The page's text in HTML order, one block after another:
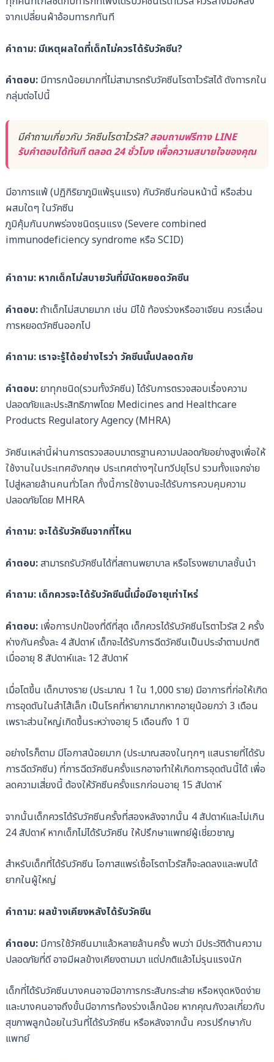
จากเปลี่ยนผ้าอ้อมทารกทันที
คำถาม: มีเหตุผลใดที่เด็กไม่ควรได้รับวัคซีน?
คำตอบ:มีทารกน้อยมากที่ไม่สามารถรับวัคซีนโรตาไวรัสได้ ดังทารกใน
กลุ่มต่อไปนี้
มีคำถามเกี่ยวกับ วัคซีนโรตาไวรัส?สอบถามฟรีทาง LINE
รับคำตอบได้ทันที ตลอด 24 ชั่วโมง เพื่อความสบายใจของคุณ
มีอาการแพ้ (ปฏิกิริยาภูมิแพ้รุนแรง) กับวัคซีนก่อนหน้านี้ หรือส่วน
ผสมใดๆ ในวัคซีน
ภูมิคุ้มกันบกพร่องชนิดรุนแรง (Severe combined
immunodeficiency syndrome หรือ SCID)
คำถาม: หากเด็กไม่สบายวันที่มีนัดหยอดวัคซีน
คำตอบ:ถ้าเด็กไม่สบายมาก เช่น มีไข้ ท้องร่วงหรืออาเจียน ควรเลื่อน
การหยอดวัคซีนออกไป
คำถาม: เราจะรู้ได้อย่างไรว่า วัคซีนนั้นปลอดภัย
คำตอบ:ยาทุกชนิด(รวมทั้งวัคซีน) ได้รับการตรวจสอบเรื่องความ
ปลอดภัยและประสิทธิภาพโดย Medicines and Healthcare
Products Regulatory Agency (MHRA)
วัคซีนเหล่านี้ผ่านการตรวจสอบมาตรฐานความปลอดภัยอย่างสูงเพื่อให้
ใช้งานในประเทศอังกฤษ ประเทศต่างๆในทวีปยุโรป รวมทั้งแจกจ่าย
ไปสู่หลายล้านคนทั่วโลก ทั้งนี้การใช้งานจะได้รับการควบคุมความ
ปลอดภัยโดย MHRA
คำถาม: จะได้รับวัคซีนจากที่ไหน
คำตอบ:สามารถรับวัคซีนได้ที่สถานพยาบาล หรือโรงพยาบาลชั้นนำ
คำถาม: เด็กควรจะได้รับวัคซีนนี้เมื่อมีอายุเท่าไหร่
คำตอบ:เพื่อการปกป้องที่ดีที่สุด เด็กควรได้รับวัคซีนโรตาไวรัส 2 ครั้ง
ห่างกันครั้งละ 4 สัปดาห์ เด็กจะได้รับการฉีดวัคซีนเป็นประจำตามปกติ
เมื่ออายุ 8 สัปดาห์และ 12 สัปดาห์
เมื่อโตขึ้น เด็กบางราย (ประมาณ 1 ใน 1,000 ราย) มีอาการที่ก่อให้เกิด
การอุดตันในลำไส้เล็ก เป็นโรคที่หายากมากหากอายุน้อยกว่า 3 เดือน
เพราะส่วนใหญ่เกิดขึ้นระหว่างอายุ 5 เดือนถึง 1 ปี
อย่างไรก็ตาม มีโอกาสน้อยมาก (ประมาณสองในทุกๆ แสนรายที่ได้รับ
การฉีดวัคซีน) ที่การฉีดวัคซีนครั้งแรกอาจทำให้เกิดการอุดตันนี้ได้ เพื่อ
ลดความเสี่ยงนี้ ต้องให้วัคซีนครั้งแรกก่อนอายุ 15 สัปดาห์
จากนั้นเด็กควรได้รับวัคซีนครั้งที่สองหลังจากนั้น 4 สัปดาห์และไม่เกิน
24 สัปดาห์ หากเด็กไม่ได้รับวัคซีน ให้ปรึกษาแพทย์ผู้เชี่ยวชาญ
สำหรับเด็กที่ได้รับวัคซีน โอกาสแพร่เชื้อโรตาไวรัสก็จะลดลงและพบได้
ยากในผู้ใหญ่
คำถาม: ผลข้างเคียงหลังได้รับวัคซีน
คำตอบ:มีการใช้วัคซีนมาแล้วหลายล้านครั้ง พบว่า มีประวัติด้านความ
ปลอดภัยที่ดี อาจมีผลข้างเคียงตามมา แต่ปกติแล้วไม่รุนแรงนัก
เด็กที่ได้รับวัคซีนบางคนอาจมีอาการกระสับกระส่าย หรือหงุดหงิดง่าย
และบางคนอาจถึงขั้นมีอาการท้องร่วงเล็กน้อย หากคุณกังวลเกี่ยวกับ
สุขภาพลูกน้อยในวันที่ได้รับวัคซีน หรือหลังจากนั้น ควรปรึกษากับ
แพทย์